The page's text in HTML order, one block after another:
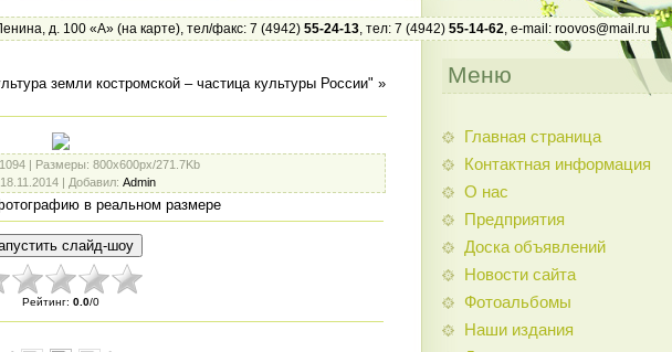
д. 100 «А» (на карте), тел/факс: 7 (4942) 55-24-13, тел: 7 (4942) 55-14-62, e-mail: roovos@mail.ru
земли костромской – частица культуры России" »
| Размеры: 800x600px/271.7Kb
| Добавил: Admin
в реальном размере
Рейтинг: 0.0/0
Меню
Главная страница
Контактная информация
О нас
Предприятия
Доска объявлений
Новости сайта
Фотоальбомы
Наши издания